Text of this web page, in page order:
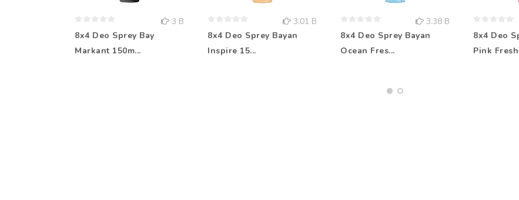
3 B
8x4 Deo Sprey Bay
Markant 150m...
3.01 B
8x4 Deo Sprey Bayan
Inspire 15...
3.38 B
8x4 Deo Sprey Bayan
Ocean Fres...
8x4 Deo
Pink